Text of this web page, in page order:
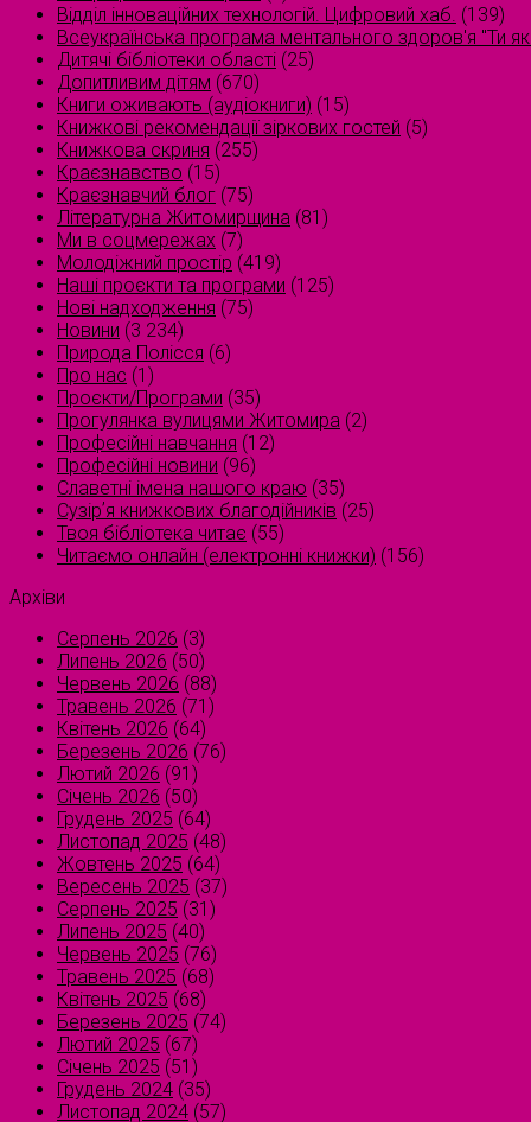
Відділ інноваційних технологій. Цифровий хаб. (139)
Всеукраїнська програма ментального здоров'я "Ти
Дитячі бібліотеки області (25)
Допитливим дітям (670)
Книги оживають (аудіокниги) (15)
Книжкові рекомендації зіркових гостей (5)
Книжкова скриня (255)
Краєзнавство (15)
Краєзнавчий блог (75)
Літературна Житомирщина (81)
Ми в соцмережах (7)
Молодіжний простір (419)
Наші проєкти та програми (125)
Нові надходження (75)
Новини (3 234)
Природа Полісся (6)
Про нас (1)
Проєкти/Програми (35)
Прогулянка вулицями Житомира (2)
Професійні навчання (12)
Професійні новини (96)
Славетні імена нашого краю (35)
Сузірʼя книжкових благодійників (25)
Твоя бібліотека читає (55)
Читаємо онлайн (електронні книжки) (156)
Архіви
Серпень 2026 (3)
Липень 2026 (50)
Червень 2026 (88)
Травень 2026 (71)
Квітень 2026 (64)
Березень 2026 (76)
Лютий 2026 (91)
Січень 2026 (50)
Грудень 2025 (64)
Листопад 2025 (48)
Жовтень 2025 (64)
Вересень 2025 (37)
Серпень 2025 (31)
Липень 2025 (40)
Червень 2025 (76)
Травень 2025 (68)
Квітень 2025 (68)
Березень 2025 (74)
Лютий 2025 (67)
Січень 2025 (51)
Грудень 2024 (35)
Листопад 2024 (57)